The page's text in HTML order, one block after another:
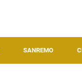
SANREMO